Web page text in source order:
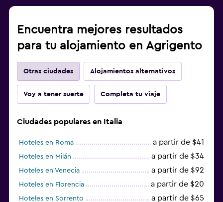
Encuentra mejores resultados
para tu alojamiento en Agrigento
Otras ciudades Alojamientos alternativos
Voy a tener suerte Completa tu viaje
Ciudades populares en Italia
Hoteles en Roma a partir de $41
Hoteles en Milán a partir de $34
Hoteles en Venecia a partir de $92
Hoteles en Florencia a partir de $20
Hoteles en Sorrento a partir de $65